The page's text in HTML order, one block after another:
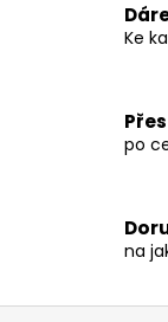
Ke
po
na